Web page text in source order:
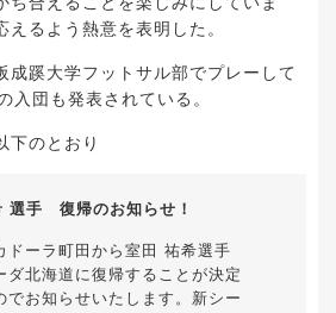
るよう熱意を表明した。
成蹊大学フットサル部でプレーして
入団も発表されている。
下のとおり
手 復帰のお知らせ！
ドーラ町田から室田 祐希選手
ダ北海道に復帰することが決定
でお知らせいたします。新シー